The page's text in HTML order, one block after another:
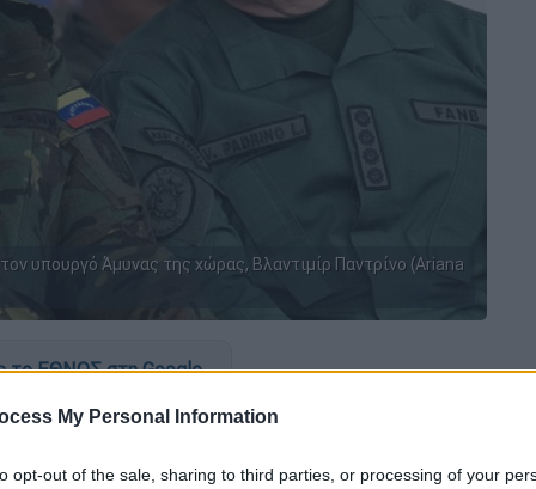
My Personal Information
opt-out of the sale, sharing to third parties, or processing of your
υπουργό Άμυνας της χώρας, Βλαντιμίρ Παντρίνο (Ariana
το ΕΘΝΟΣ στη Google
δήλωσε σήμερα (17/12) ότι ο στρατός της
απειλές»του προέδρου των ΗΠΑ